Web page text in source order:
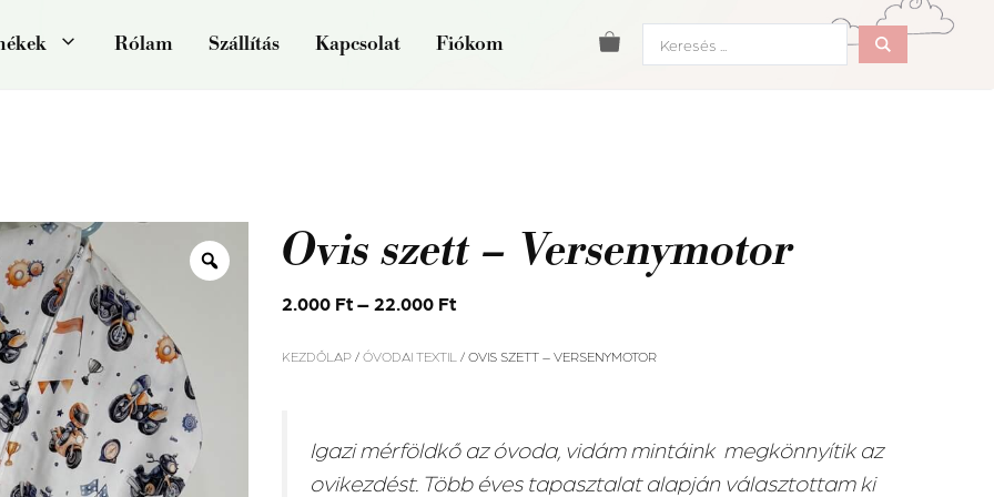
Rólam Szállítás Kapcsolat Fiókom
Search
...
Ovis szett – Versenymotor
2.000 Ft – 22.000 Ft
KEZDŐLAP / ÓVODAI TEXTIL / OVIS SZETT – VERSENYMOTOR
Igazi mérföldkő az óvoda, vidám mintáink megkönnyítik az
ovikezdést. Több éves tapasztalat alapján választottam ki